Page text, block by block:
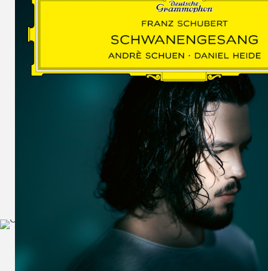
WOLF
MARTIN
SCHUMANN,
LIEDERKREIS
OP. 24
SECHS
MONOLOGE
AUS
JEDERMANN
GESÄNGE